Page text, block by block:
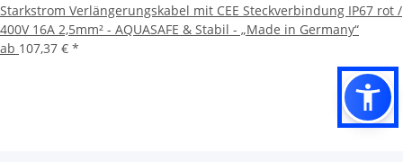
Starkstrom Verlängerungskabel mit CEE Steckverbindung IP67 rot /
400V 16A 2,5mm² - AQUASAFE & Stabil - „Made in Germany“
ab 107,37 € *